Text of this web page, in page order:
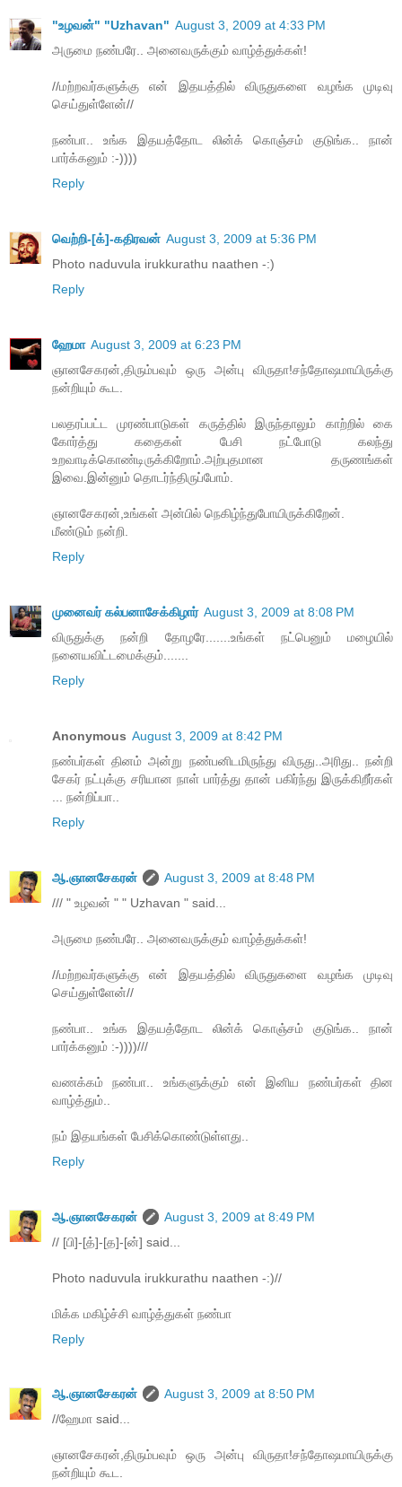
"உழவன்" "Uzhavan" August 3, 2009 at 4:33 PM
அருமை நண்பரே.. அனைவருக்கும் வாழ்த்துக்கள்!
//மற்றவர்களுக்கு என் இதயத்தில் விருதுகளை வழங்க முடிவு
செய்துள்ளேன்//
நண்பா.. உங்க இதயத்தோட லின்க் கொஞ்சம் குடுங்க.. நான்
பார்க்கனும் :-))))
Reply
வெற்றி-[க்]-கதிரவன் August 3, 2009 at 5:36 PM
Photo naduvula irukkurathu naathen -:)
Reply
ஹேமா August 3, 2009 at 6:23 PM
ஞானசேகரன்,திரும்பவும் ஒரு அன்பு விருதா!சந்தோஷமாயிருக்கு
நன்றியும் கூட.
பலதரப்பட்ட முரண்பாடுகள் கருத்தில் இருந்தாலும் காற்றில் கை
கோர்த்து கதைகள் பேசி நட்போடு கலந்து
உறவாடிக்கொண்டிருக்கிறோம்.அற்புதமான தருணங்கள்
இவை.இன்னும் தொடர்ந்திருப்போம்.
ஞானசேகரன்,உங்கள் அன்பில் நெகிழ்ந்துபோயிருக்கிறேன்.
மீண்டும் நன்றி.
Reply
முனைவர் கல்பனாசேக்கிழார் August 3, 2009 at 8:08 PM
விருதுக்கு நன்றி தோழரே.......உங்கள் நட்பெனும் மழையில்
நனையவிட்டமைக்கும்.......
Reply
Anonymous August 3, 2009 at 8:42 PM
நண்பர்கள் தினம் அன்று நண்பனிடமிருந்து விருது..அரிது.. நன்றி
சேகர் நட்புக்கு சரியான நாள் பார்த்து தான் பகிர்ந்து இருக்கிறீர்கள்
... நன்றிப்பா..
Reply
ஆ.ஞானசேகரன்
August 3, 2009 at 8:48 PM
/// " உழவன் " " Uzhavan " said...
அருமை நண்பரே.. அனைவருக்கும் வாழ்த்துக்கள்!
//மற்றவர்களுக்கு என் இதயத்தில் விருதுகளை வழங்க முடிவு
செய்துள்ளேன்//
நண்பா.. உங்க இதயத்தோட லின்க் கொஞ்சம் குடுங்க.. நான்
பார்க்கனும் :-))))///
வணக்கம் நண்பா.. உங்களுக்கும் என் இனிய நண்பர்கள் தின
வாழ்த்தும்..
நம் இதயங்கள் பேசிக்கொண்டுள்ளது..
Reply
ஆ.ஞானசேகரன்
August 3, 2009 at 8:49 PM
// [பி]-[த்]-[த]-[ன்] said...
Photo naduvula irukkurathu naathen -:)//
மிக்க மகிழ்ச்சி வாழ்த்துகள் நண்பா
Reply
ஆ.ஞானசேகரன்
August 3, 2009 at 8:50 PM
//ஹேமா said...
ஞானசேகரன்,திரும்பவும் ஒரு அன்பு விருதா!சந்தோஷமாயிருக்கு
நன்றியும் கூட.